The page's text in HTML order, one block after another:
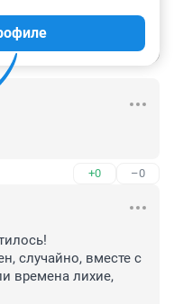
+0 –0
случайно, вместе с
времена лихие,